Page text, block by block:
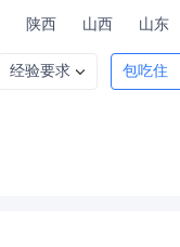
陕西 山西 山东
经验要求 包吃住